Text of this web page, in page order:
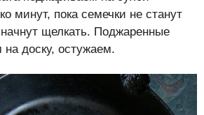
минут, пока семечки не станут
щелкать. Поджаренные
доску, остужаем.